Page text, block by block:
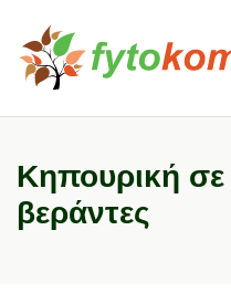
Κηπουρική
βεράντες